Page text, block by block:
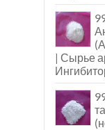
| Сырье